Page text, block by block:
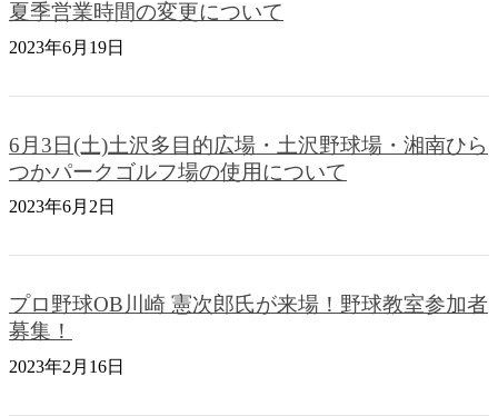
夏季営業時間の変更について
2023年6月19日
6月3日(土)土沢多目的広場・土沢野球場・湘南ひら
つかパークゴルフ場の使用について
2023年6月2日
プロ野球OB川崎 憲次郎氏が来場！野球教室参加者
募集！
2023年2月16日